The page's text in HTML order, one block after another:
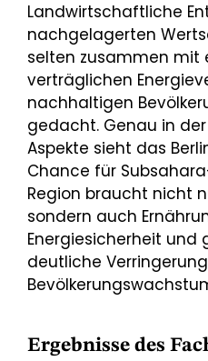
Landwirtschaftliche
nachgelagerten
selten zusammen mit
verträglichen
nachhaltigen
gedacht. Genau in
Aspekte sieht das
Chance für
Region braucht nicht
sondern auch
Energiesicherheit und
deutliche
Ergebnisse des